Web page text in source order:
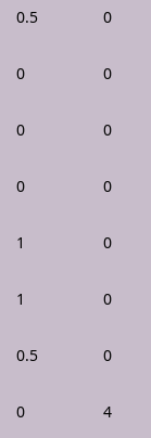
0.5 0
0 0
0 0
0 0
1 0
1 0
0.5 0
0 4